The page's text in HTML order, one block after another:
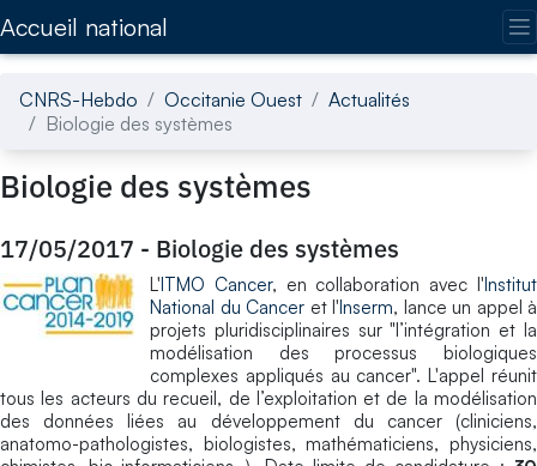
Accueil national
CNRS-Hebdo Occitanie Ouest
Actualités
Biologie des systèmes
Biologie des systèmes
17/05/2017 - Biologie des systèmes
L'ITMO Cancer, en collaboration avec l'Institut
National du Cancer et l'Inserm, lance un appel à
projets pluridisciplinaires sur "l’intégration et la
modélisation des processus biologiques
complexes appliqués au cancer". L'appel réunit
tous les acteurs du recueil, de l’exploitation et de la modélisation
des données liées au développement du cancer (cliniciens,
anatomo-pathologistes, biologistes, mathématiciens, physiciens,